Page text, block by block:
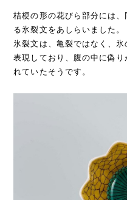
桔梗の形の花びら部分には
る氷裂文をあしらいました。
氷裂文は、亀裂ではなく、
表現しており、腹の中に偽
れていたそうです。